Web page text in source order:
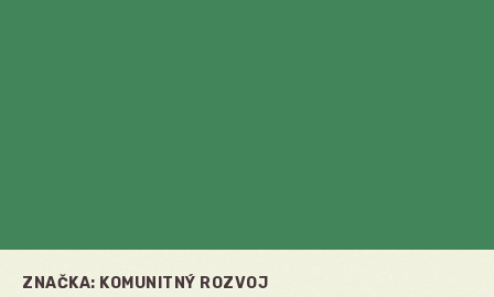
ZNAČKA: KOMUNITNÝ ROZVOJ